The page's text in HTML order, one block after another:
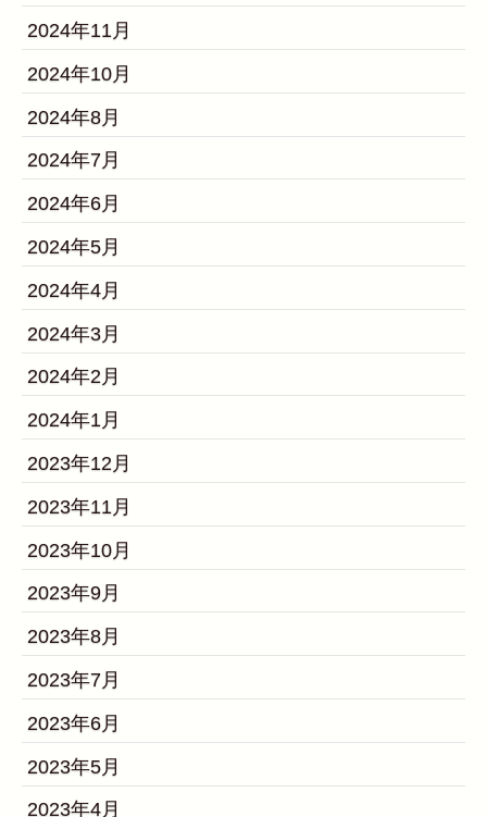
2024年11月
2024年10月
2024年8月
2024年7月
2024年6月
2024年5月
2024年4月
2024年3月
2024年2月
2024年1月
2023年12月
2023年11月
2023年10月
2023年9月
2023年8月
2023年7月
2023年6月
2023年5月
2023年4月